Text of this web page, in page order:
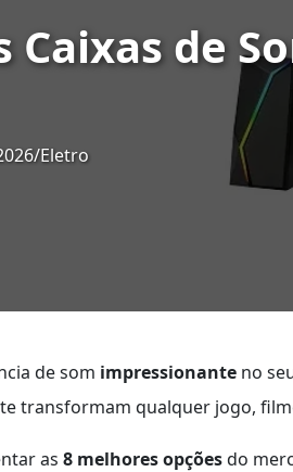
Caixas de
/Eletro
de som impressionante no
transformam qualquer jogo,
as 8 melhores opçõesdo